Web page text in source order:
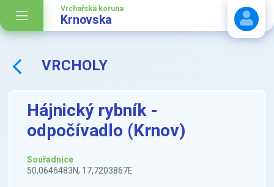
Vrchařská koruna
Krnovska
VRCHOLY
Hájnický rybník -
odpočívadlo (Krnov)
Souřadnice
50,0646483N, 17,7203867E